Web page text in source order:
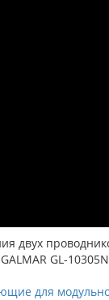
двух
GL-
для